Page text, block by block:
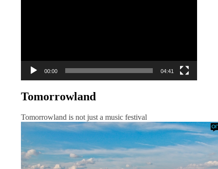
00:00 04:41
Tomorrowland
Tomorrowland is not just a music festival